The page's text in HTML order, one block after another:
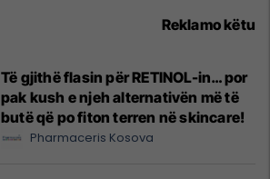
Reklamo këtu
Të gjithë flasin për RETINOL-in… por
pak kush e njeh alternativën më të
butë që po fiton terren në skincare!
Pharmaceris Kosova